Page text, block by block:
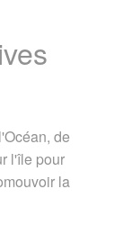
de
l'île pour
la